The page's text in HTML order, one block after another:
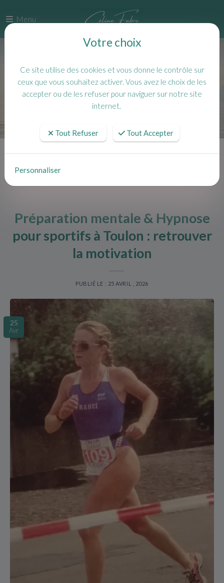
Menu
motivation
Préparation mentale & Hypnose
pour sportifs à Toulon : retrouver
la motivation
PUBLIÉ LE : 25 AVRIL , 2026
25
Avr
Votre choix
Ce site utilise des cookies et vous donne le contrôle sur
ceux que vous souhaitez activer. Vous avez le choix de les
accepter ou de les refuser pour naviguer sur notre site
internet.
Tout Refuser Tout Accepter
Personnaliser